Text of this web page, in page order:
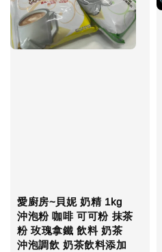
愛廚房~貝妮 奶精 1kg
沖泡粉 咖啡 可可粉 抹茶
粉 玫瑰拿鐵 飲料 奶茶
沖泡調飲 奶茶飲料添加